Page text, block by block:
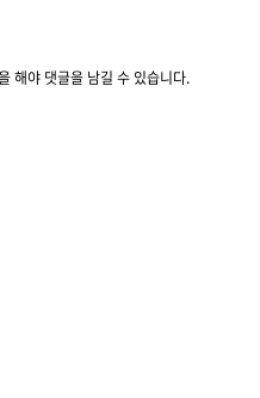
해야 댓글을 남길 수 있습니다.